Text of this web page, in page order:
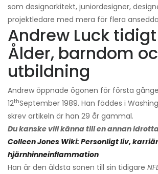
som designarkitekt, juniordesigner,
projektledare med mera för flera
Andrew Luck
Ålder, barndom
utbildning
Andrew öppnade ögonen för första
12thSeptember 1989. Han föddes i
skrev artikeln är han 29 år gammal.
Du kanske vill känna till en annan
Colleen Jones Wiki: Personligt liv,
hjärnhinneinflammation
Han är den äldsta sonen till sin tidigare NFL